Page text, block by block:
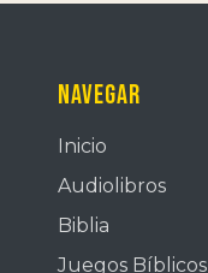
Navegar
Inicio
Audiolibros
Biblia
Juegos Bíblicos